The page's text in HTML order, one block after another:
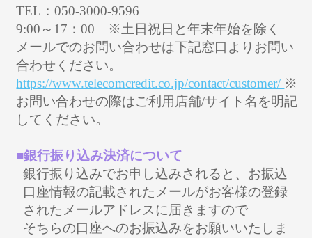
TEL：050-3000-9596
9:00～17：00 ※土日祝日と年末年始を除く
メールでのお問い合わせは下記窓口よりお問い
合わせください。
https://www.telecomcredit.co.jp/contact/customer/ ※
お問い合わせの際はご利用店舗/サイト名を明記
してください。
■銀行振り込み決済について
銀行振り込みでお申し込みされると、お振込
口座情報の記載されたメールがお客様の登録
されたメールアドレスに届きますので
そちらの口座へのお振込みをお願いいたしま